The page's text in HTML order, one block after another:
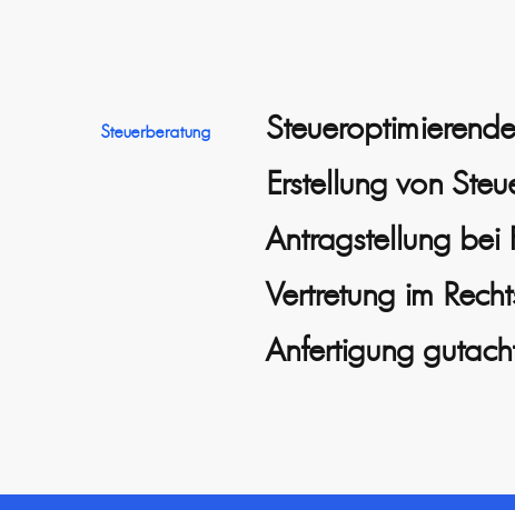
Steuerberatung
Erstellung von
Antragstellung bei
Vertretung im
Anfertigung